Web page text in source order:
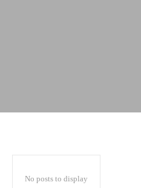
No posts to display